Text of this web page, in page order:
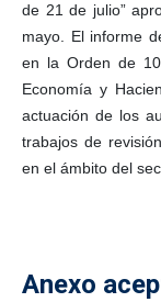
de 21 de julio”
mayo. El informe
en la Orden de
Economía y
actuación de los
trabajos de
en el ámbito del
Anexo